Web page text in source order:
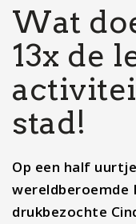
Wat
13x de
stad!
Op een half
wereldberoemde
drukbezochte